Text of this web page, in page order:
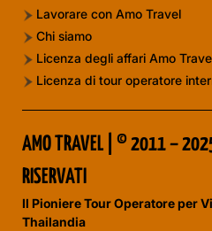
Lavorare con Amo Travel
Chi siamo
Licenza degli affari Amo
Licenza di tour operatore
AMO TRAVEL | © 2011 –
RISERVATI
Il Pioniere Tour Operatore per
Thailandia